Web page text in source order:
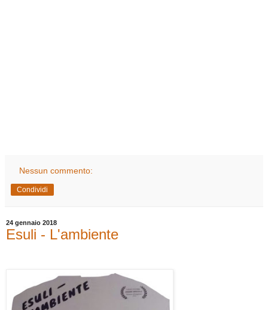
Nessun commento:
Condividi
24 gennaio 2018
Esuli - L'ambiente